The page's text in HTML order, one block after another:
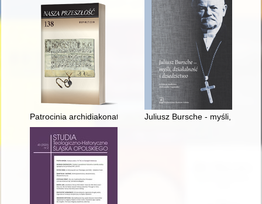
Patrocinia archidiakonatu wrocławskiego według protokołów
Juliusz Bursche - myśli,